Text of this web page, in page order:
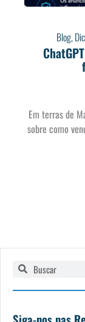
Blog,
Em terras de
sobre como
Pesquisar
Pesquisar